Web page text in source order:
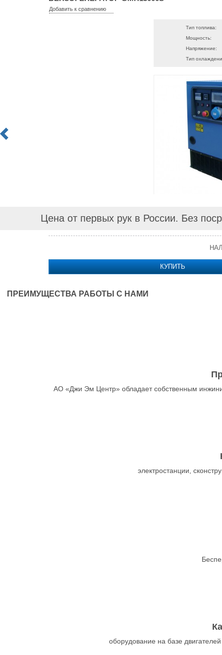
Добавить к сравнению
Тип топлива:
Мощность:
Напряжение:
Тип
Цена от первых рук в России. Без
КУПИТЬ
ПРЕИМУЩЕСТВА РАБОТЫ С НАМИ
АО «Джи Эм Центр» обладает собственным
электростанции,
оборудование на базе